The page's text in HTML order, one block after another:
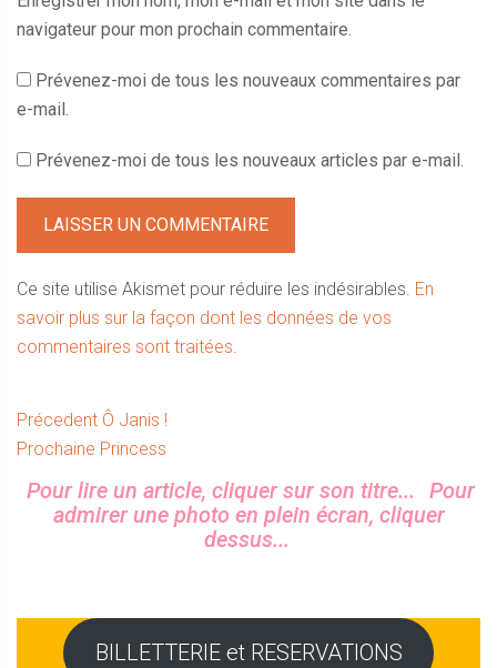
navigateur pour mon prochain commentaire.
Prévenez-moi de tous les nouveaux commentaires par
e-mail.
Prévenez-moi de tous les nouveaux articles par e-mail.
Ce site utilise Akismet pour réduire les indésirables. En
savoir plus sur la façon dont les données de vos
commentaires sont traitées.
Navigation
de
l’article
Précedent Article
précédent :
Ô Janis !
Prochaine Article
Princess
Sidebar
Pour lire un article, cliquer sur son titre...
Pour
admirer une photo en plein écran, cliquer
dessus...
BILLETTERIE et RESERVATIONS